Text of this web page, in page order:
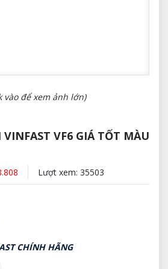
vào để xem ảnh lớn)
VF6 GIÁ TỐT MÀU
Lượt xem: 35503
CHÍNH HÃNG